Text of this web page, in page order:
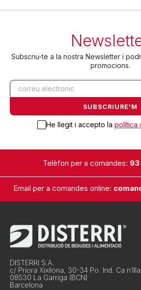
Subscriu-te a la nostra Newsletter i
promocions.
He llegit i accepto la política
Telèfon per a comandes: 93
Email per a comandes online:
DISTERRI S.A.
c/ Priora Xixilona, 30-34 Po. Ind. Ca n’Illa
08530 La Garriga (BCN)
Barcelona